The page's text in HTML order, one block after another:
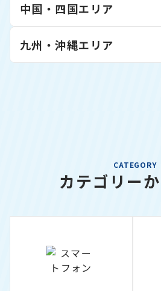
中国・四国エリア
九州・沖縄エリア
CATEGORY
カテゴリー